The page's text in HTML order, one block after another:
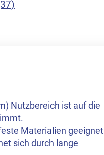
Nutzbereich ist auf die
Materialien geeignet
sich durch lange